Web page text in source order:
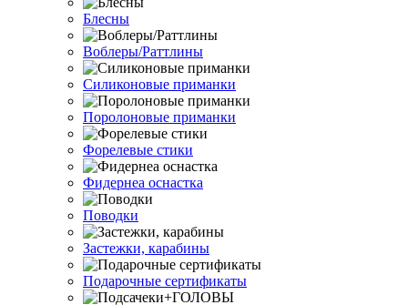
Блесны
Воблеры/Раттлины
Силиконовые приманки
Поролоновые приманки
Форелевые стики
Фидернеа оснастка
Поводки
Застежки, карабины
Подарочные сертификаты